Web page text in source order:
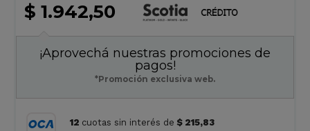
$ 1.942,50
¡Aprovechá nuestras promociones de
pagos!
*Promoción exclusiva web.
12 cuotas sin interés de $ 215,83